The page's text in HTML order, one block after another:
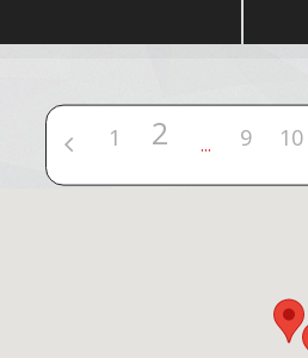
1 2 9 10